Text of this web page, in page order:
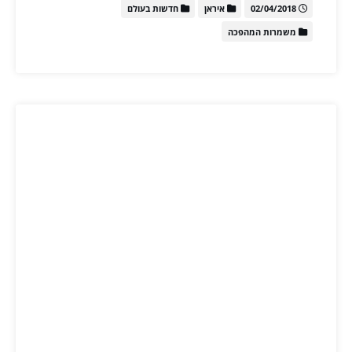
02/04/2018 איראן
חדשות בעולם
משמרות המהפכה